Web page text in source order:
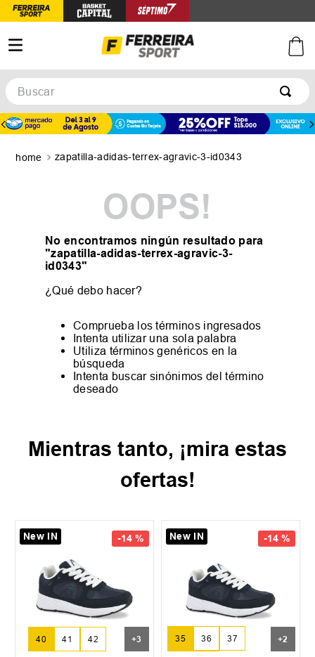
Buscar
zapatilla-adidas-terrex-agravic-3-id0343
OOPS!
No encontramos ningún resultado para
"zapatilla-adidas-terrex-agravic-3-
id0343"
¿Qué debo hacer?
Comprueba los términos ingresados
Intenta utilizar una sola palabra
Utiliza términos genéricos en la
búsqueda
Intenta buscar sinónimos del término
deseado
Mientras tanto, ¡mira estas
ofertas!
-14 %
New IN
40 41 42 +3
-14 %
New IN
35 36 37 +2
TÉRMINOS MÁS BUSCADOS
zapatillas
zapatillas mujer
zapatillas adidas